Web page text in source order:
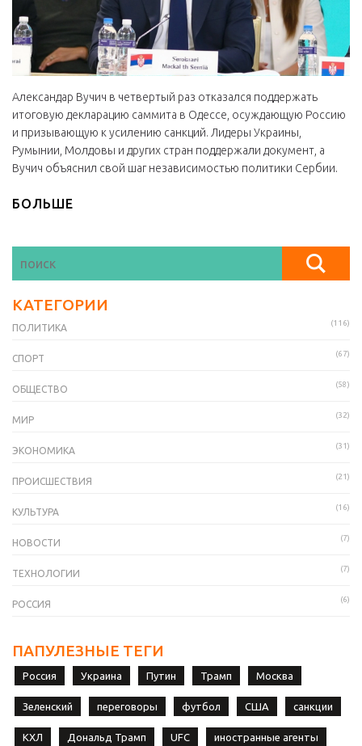
Александар Вучич в четвертый раз отказался поддержать
итоговую декларацию саммита в Одессе, осуждающую Россию
и призывающую к усилению санкций. Лидеры Украины,
Румынии, Молдовы и других стран поддержали документ, а
Вучич объяснил свой шаг независимостью политики Сербии.
БОЛЬШЕ
КАТЕГОРИИ
ПОЛИТИКА (116)
СПОРТ (67)
ОБЩЕСТВО (58)
МИР (32)
ЭКОНОМИКА (31)
ПРОИСШЕСТВИЯ (21)
КУЛЬТУРА (16)
НОВОСТИ (7)
ТЕХНОЛОГИИ (7)
РОССИЯ (6)
ПАПУЛЕЗНЫЕ ТЕГИ
Россия Украина Путин Трамп Москва
Зеленский переговоры футбол США санкции
КХЛ Дональд Трамп UFC иностранные агенты